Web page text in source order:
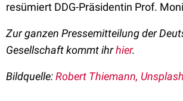
resümiert DDG-Präsidentin Prof.
Zur ganzen Pressemitteilung der
Gesellschaft kommt ihrhier.
Bildquelle:Robert Thiemann, Unsplash